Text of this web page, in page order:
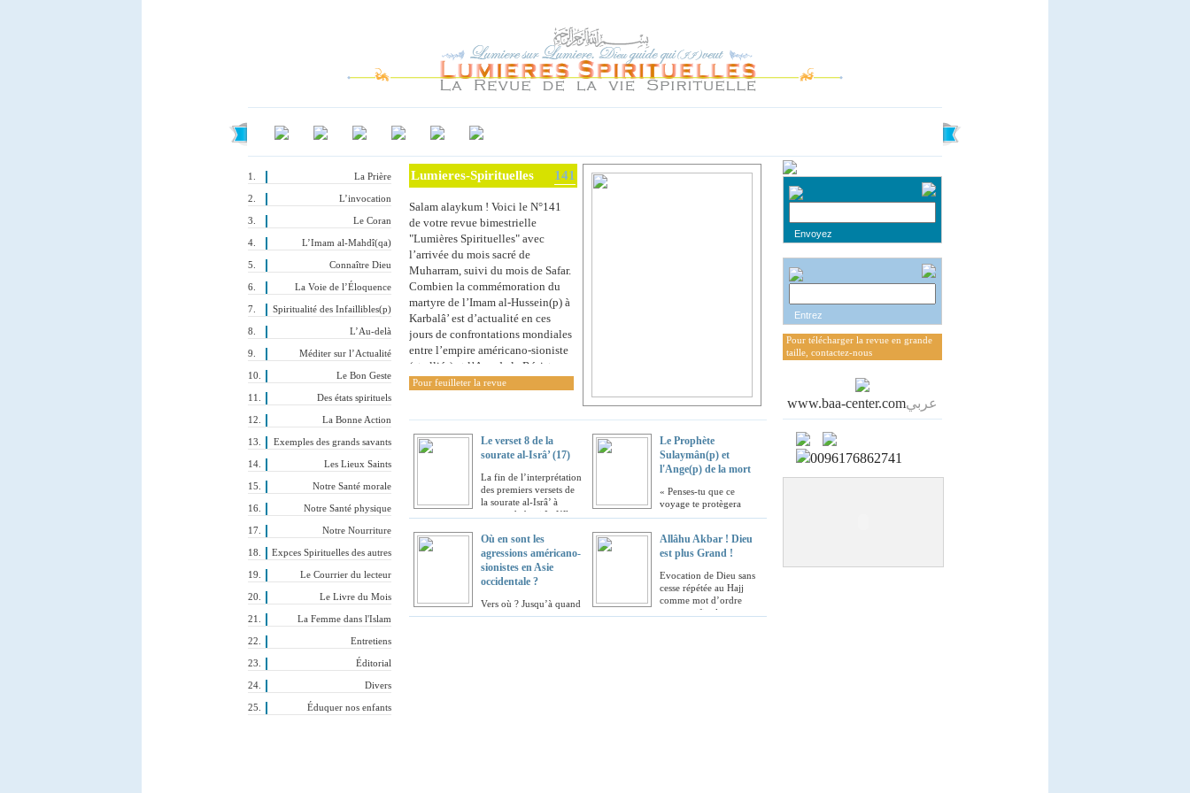
La Prière
L’invocation
Le Coran
L’Imam al-Mahdî(qa)
Connaître Dieu
La Voie de l’Éloquence
Spiritualité des Infaillibles(p)
L’Au-delà
Méditer sur l’Actualité
Le Bon Geste
Des états spirituels
La Bonne Action
Exemples des grands savants
Les Lieux Saints
Notre Santé morale
Notre Santé physique
Notre Nourriture
Expces Spirituelles des autres
Le Courrier du lecteur
Le Livre du Mois
La Femme dans l'Islam
Entretiens
Éditorial
Divers
Éduquer nos enfants
Lumieres-Spirituelles 141
Salam alaykum ! Voici le N°141
de votre revue bimestrielle
"Lumières Spirituelles" avec
l’arrivée du mois sacré de
Muharram, suivi du mois de Safar.
Combien la commémoration du
martyre de l’Imam al-Hussein(p) à
Karbalâ’ est d’actualité en ces
jours de confrontations mondiales
entre l’empire américano-sioniste
(et alliés) et l’Axe de la Résistance
en Asie Occidentale. Dieu (qu’Il
vous secourra et raffermira vos
pas.}(7/47 Mohammed) >>>
Pour feuilleter la revue
Le verset 8 de la
sourate al-Isrâ’ (17)
La fin de l’interprétation
des premiers versets de
la sourate al-Isrâ’ à
propos de bani Isrâ’îl et
Le Prophète
Sulaymân(p) et
l'Ange(p) de la mort
« Penses-tu que ce
voyage te protègera
contre la Volonté de Dieu, si ta Mort est
Où en sont les
agressions américano-
sionistes en Asie
occidentale ?
Vers où ? Jusqu’à quand
? {Ô vous qui croyez ! si vous portez
Allâhu Akbar ! Dieu
est plus Grand !
Evocation de Dieu sans
cesse répétée au Hajj
comme mot d’ordre
pour purifier les cœurs et
Pour télécharger la revue en grande
taille, contactez-nous
www.baa-center.comعربي